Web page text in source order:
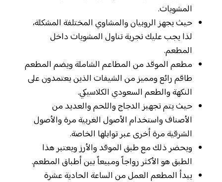
المشويات.
حيث يجهز الروبيان والمشاوي المختلفة المشكلة،
لذا يجب عليك تجربة تناول المشويات داخل
المطعم.
مطعم الموقد من المطاعم الشاملة ويضم المطعم
طاقم رائع ومميز من الشيفات الذين يعتمدون على
النكهة والطعم السعودي الكلاسيكي.
حيث يتم تجهيز الدجاج واللحم والعديد من
الأصناف واستخدام الأصول الغربية مرة والأصول
الشرقية مرة أخرى عبر توابلها الخاصة.
ويحضر ذلك مع طبق الموقد والأرز ويعتبر هذا
الطبق هو الأكثر رواجاً ومبيعاً بين أطباق المطعم.
يبدأ المطعم العمل من الساعة الحادية عشرة